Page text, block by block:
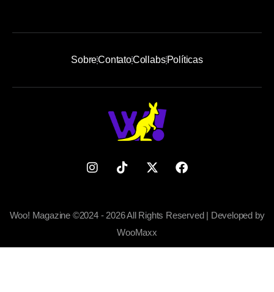
SobreContatoCollabsPolíticas
Woo! Magazine ©2024 - 2026 All Rights Reserved | Developed by
WooMaxx